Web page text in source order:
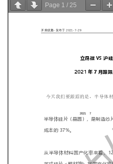
Page 1 / 25